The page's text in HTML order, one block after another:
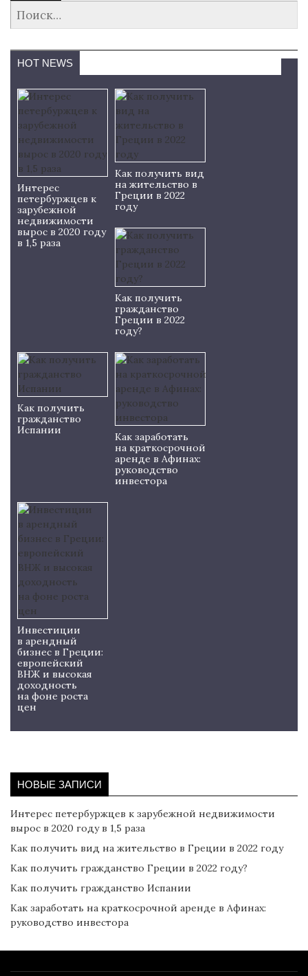
HOT NEWS
Интерес
петербуржцев к
зарубежной
недвижимости
вырос в 2020 году
в 1,5 раза
Как получить вид
на жительство в
Греции в 2022
году
Как получить
гражданство
Греции в 2022
году?
Как получить
гражданство
Испании
Как заработать
на краткосрочной
аренде в Афинах:
руководство
инвестора
Инвестиции
в арендный
бизнес в Греции:
европейский
ВНЖ и высокая
доходность
на фоне роста
цен
НОВЫЕ ЗАПИСИ
Интерес петербуржцев к зарубежной недвижимости
вырос в 2020 году в 1,5 раза
Как получить вид на жительство в Греции в 2022 году
Как получить гражданство Греции в 2022 году?
Как получить гражданство Испании
Как заработать на краткосрочной аренде в Афинах:
руководство инвестора